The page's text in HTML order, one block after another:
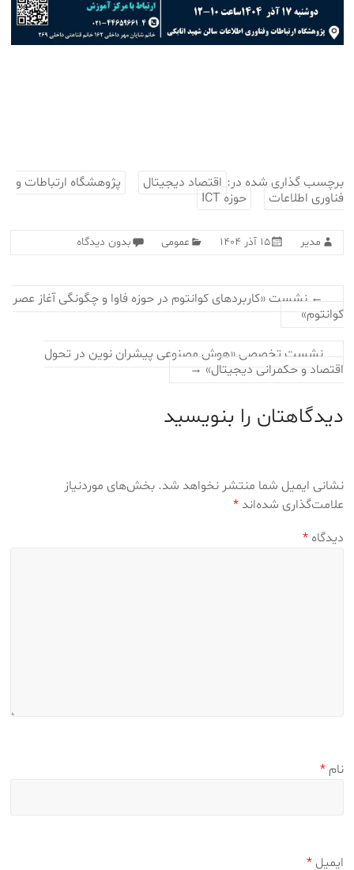
برچسب گذاری شده در: اقتصاد دیجیتال
پژوهشگاه ارتباطات و
فناوری اطلاعات
حوزه ICT
مدیر ۱۵ آذر ۱۴۰۴ عمومی بدون دیدگاه
← نشست «کاربردهای کوانتوم در حوزه فاوا و چگونگی آغاز عصر
کوانتوم»
نشست تخصصی «هوش مصنوعی پیشران نوین در تحول
اقتصاد و حکمرانی دیجیتال» →
دیدگاهتان را بنویسید
نشانی ایمیل شما منتشر نخواهد شد. بخش‌های موردنیاز
علامت‌گذاری شده‌اند*
دیدگاه*
نام*
ایمیل*